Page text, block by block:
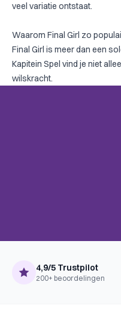
veel variatie ontstaat.
Waarom Final Girl zo
Final Girl is meer dan een
Kapitein Spel vind je niet
wilskracht.
4,9/5 Trustpilot
200+ beoordelingen